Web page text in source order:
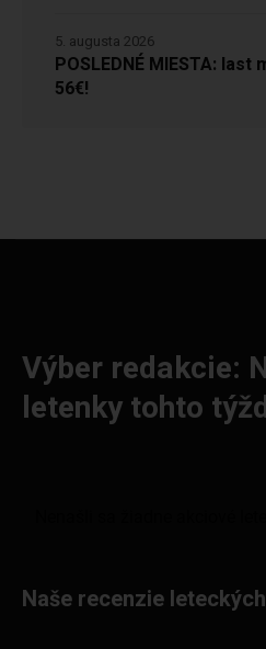
POSLEDNÉ MIESTA: last
56€!
5. augusta 2026
Výber redakcie:
letenky tohto
Naše recenzie